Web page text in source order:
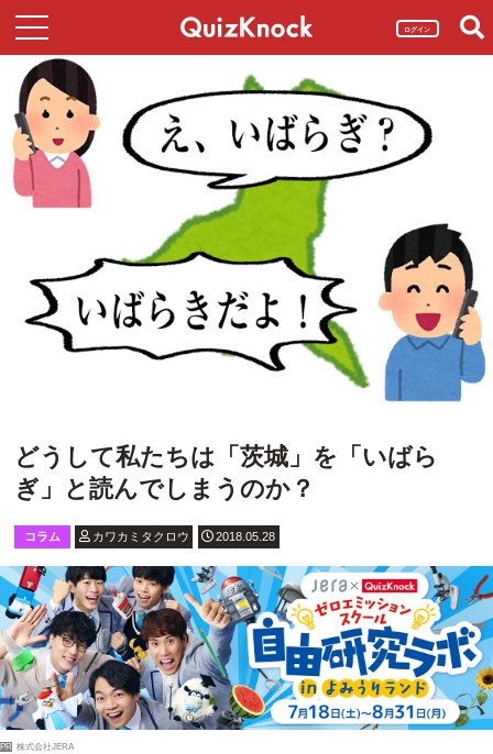
ログイン
どうして私たちは「茨城」を「いばら
ぎ」と読んでしまうのか？
コラム カワカミタクロウ 2018.05.28
PR 株式会社JERA